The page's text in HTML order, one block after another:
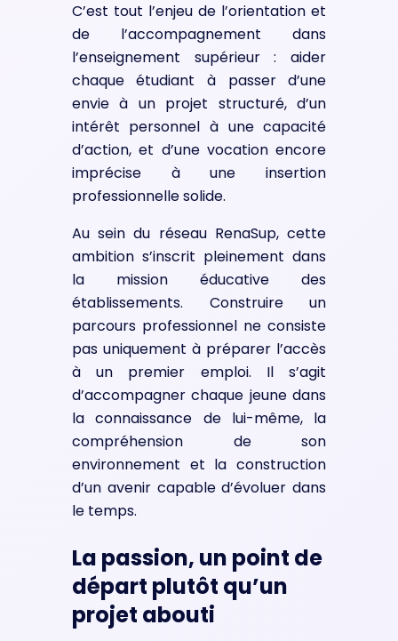
C’est tout l’enjeu de l’orientation et
de l’accompagnement dans
l’enseignement supérieur : aider
chaque étudiant à passer d’une
envie à un projet structuré, d’un
intérêt personnel à une capacité
d’action, et d’une vocation encore
imprécise à une insertion
professionnelle solide.
Au sein du réseau RenaSup, cette
ambition s’inscrit pleinement dans
la mission éducative des
établissements. Construire un
parcours professionnel ne consiste
pas uniquement à préparer l’accès
à un premier emploi. Il s’agit
d’accompagner chaque jeune dans
la connaissance de lui-même, la
compréhension de son
environnement et la construction
d’un avenir capable d’évoluer dans
le temps.
La passion, un point de
départ plutôt qu’un
projet abouti